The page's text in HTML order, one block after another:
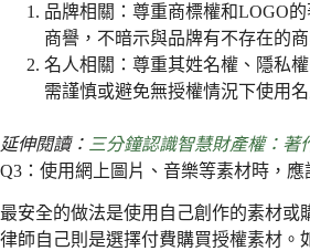
品牌相關：尊重商標權和LOGO
商譽，不暗示與品牌有不存在的商
名人相關：尊重其姓名權、隱私
需謹慎或避免無授權情況下使用名
延伸閱讀： 三分鐘認識智慧財產權：著
Q3：使用網上圖片、音樂等素材時，應
最安全的做法是使用自己創作的素材或
律師自己則是選擇付費購買授權素材。